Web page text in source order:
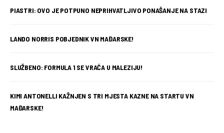
PIASTRI: OVO JE POTPUNO NEPRIHVATLJIVO PONAŠANJE NA STAZI
LANDO NORRIS POBJEDNIK VN MAĐARSKE!
SLUŽBENO: FORMULA 1 SE VRAĆA U MALEZIJU!
KIMI ANTONELLI KAŽNJEN S TRI MJESTA KAZNE NA STARTU VN
MAĐARSKE!